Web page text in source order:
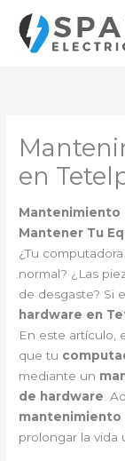
contenido
en
Mantenimiento
Mantener Tu
¿Tu
normal? ¿Las
de desgaste? Si
hardware en
En este artículo,
que tu
mediante un
de hardware.
mantenimiento
prolongar la vida